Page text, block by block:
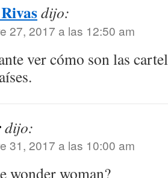
dijo:
27, 2017 a las 12:50 am
ver cómo son las
dijo:
31, 2017 a las 10:00 am
wonder woman?